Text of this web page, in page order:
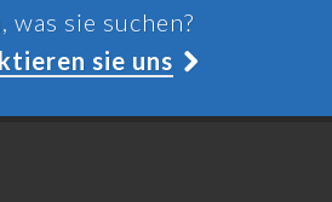
was sie suchen?
sie uns